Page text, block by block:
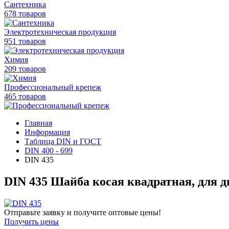
Сантехника
678 товаров
Электротехническая продукция
951 товаров
Химия
209 товаров
Профессиональный крепеж
465 товаров
Главная
Информация
Таблица DIN и ГОСТ
DIN 400 - 699
DIN 435
DIN 435 Шайба косая квадратная, для
Отправьте заявку и получите оптовые цены!
Получить цены